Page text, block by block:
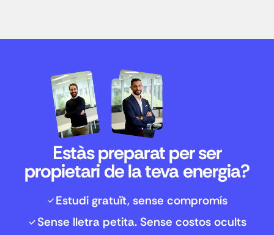
Estàs preparat per ser
propietari de la teva energia?
Estudi gratuït, sense compromís
Sense lletra petita. Sense costos ocults